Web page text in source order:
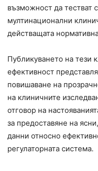
възможност да тестват
мултинационални
действащата
Публикуването на тези
ефективност
повишаване на
на клиничните
отговор на
за предоставяне на
данни относно
регулаторната система.